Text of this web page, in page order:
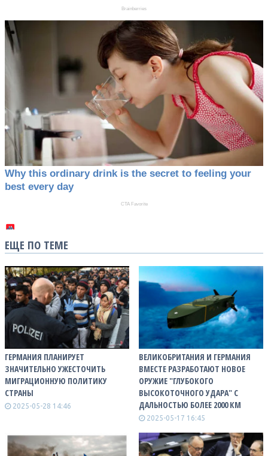
ЕЩЕ ПО ТЕМЕ
ГЕРМАНИЯ ПЛАНИРУЕТ
ЗНАЧИТЕЛЬНО УЖЕСТОЧИТЬ
МИГРАЦИОННУЮ ПОЛИТИКУ
СТРАНЫ
2025-05-28 14:46
ВЕЛИКОБРИТАНИЯ И ГЕРМАНИЯ
ВМЕСТЕ РАЗРАБОТАЮТ НОВОЕ
ОРУЖИЕ "ГЛУБОКОГО
ВЫСОКОТОЧНОГО УДАРА" С
ДАЛЬНОСТЬЮ БОЛЕЕ 2000 КМ
2025-05-17 16:45